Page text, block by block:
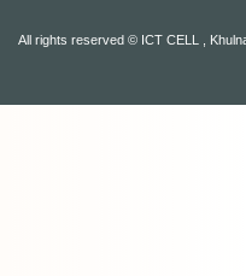
All rights reserved © ICT CELL ,